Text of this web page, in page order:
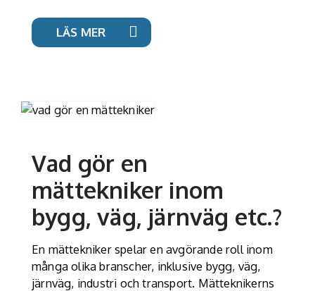
LÄS MER
Vad gör en
mättekniker inom
bygg, väg, järnväg etc.?
En mättekniker spelar en avgörande roll inom
många olika branscher, inklusive bygg, väg,
järnväg, industri och transport. Mätteknikerns